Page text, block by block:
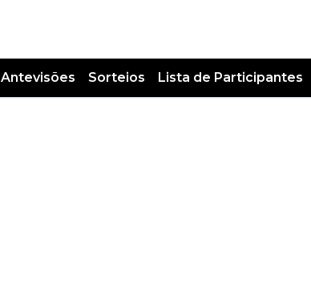
Antevisões Sorteios Lista de Participantes